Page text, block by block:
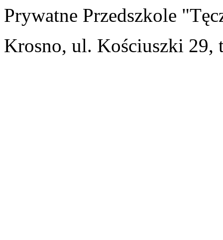
Prywatne Przedszkole
Krosno, ul. Kościuszki 29,